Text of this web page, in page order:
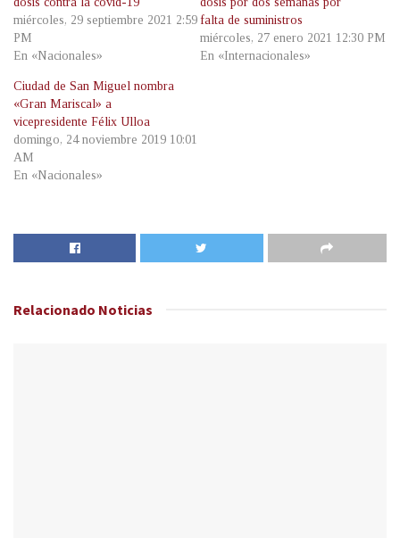
miércoles, 29 septiembre 2021 2:59
PM
En «Nacionales»
falta de suministros
miércoles, 27 enero 2021 12:30 PM
En «Internacionales»
Ciudad de San Miguel nombra
«Gran Mariscal» a
vicepresidente Félix Ulloa
domingo, 24 noviembre 2019 10:01
AM
En «Nacionales»
Relacionado Noticias